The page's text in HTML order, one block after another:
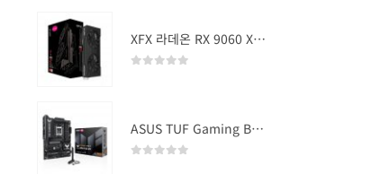
XFX 라데온 RX 9060 XT SWIFT DUAL OC D6 16GB
ASUS TUF Gaming B850-PLUS WIFI